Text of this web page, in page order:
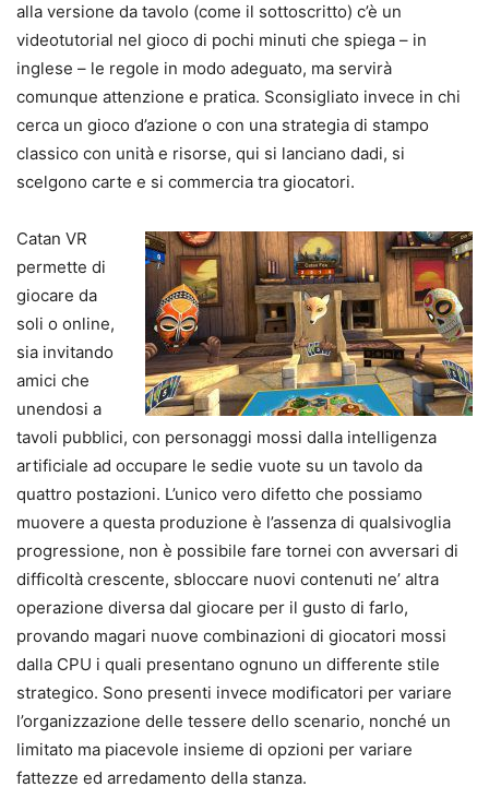
alla versione da tavolo (come il sottoscritto) c’è un
videotutorial nel gioco di pochi minuti che spiega – in
inglese – le regole in modo adeguato, ma servirà
comunque attenzione e pratica. Sconsigliato invece in chi
cerca un gioco d’azione o con una strategia di stampo
classico con unità e risorse, qui si lanciano dadi, si
scelgono carte e si commercia tra giocatori.
Catan VR
permette di
giocare da
soli o online,
sia invitando
amici che
unendosi a
tavoli pubblici, con personaggi mossi dalla intelligenza
artificiale ad occupare le sedie vuote su un tavolo da
quattro postazioni. L’unico vero difetto che possiamo
muovere a questa produzione è l’assenza di qualsivoglia
progressione, non è possibile fare tornei con avversari di
difficoltà crescente, sbloccare nuovi contenuti ne’ altra
operazione diversa dal giocare per il gusto di farlo,
provando magari nuove combinazioni di giocatori mossi
dalla CPU i quali presentano ognuno un differente stile
strategico. Sono presenti invece modificatori per variare
l’organizzazione delle tessere dello scenario, nonché un
limitato ma piacevole insieme di opzioni per variare
fattezze ed arredamento della stanza.